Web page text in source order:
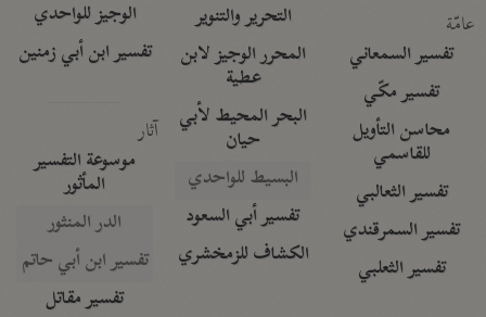
عامّة
تفسير السمعاني
تفسير مكّي
محاسن التأويل
للقاسمي
تفسير الثعالبي
تفسير السمرقندي
تفسير الثعلبي
التحرير والتنوير
المحرر الوجيز لابن
عطية
البحر المحيط لأبي
حيان
البسيط للواحدي
تفسير أبي السعود
الكشاف للزمخشري
الوجيز للواحدي
تفسير ابن أبي زمنين
آثار
موسوعة التفسير
المأثور
الدر المنثور
تفسير ابن أبي حاتم
تفسير مقاتل